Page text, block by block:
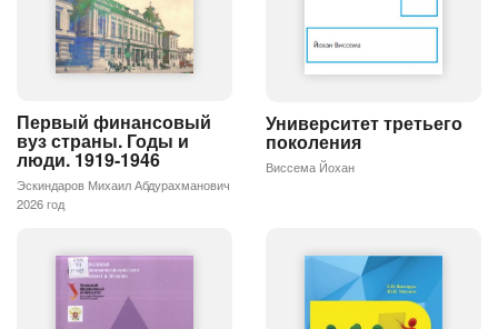
Первый финансовый
вуз страны. Годы и
люди. 1919-1946
Эскиндаров Михаил Абдурахманович
2026 год
Университет третьего
поколения
Виссема Йохан